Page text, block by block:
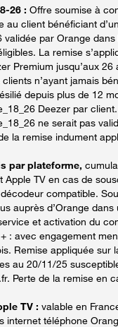
26 : Offre soumise à
au client bénéficiant
validée par Orange
La remise
Premium jusqu’aux 26
n’ayant jamais
depuis plus de 12
Deezer par
ne serait pas
la remise indument
par plateforme,
Apple TV en cas de
compatible.
auprès d’Orange
et activation du
: avec engagement
Remise appliquée sur
au 20/11/25
Perte de la remise en
TV : valable en
internet téléphone